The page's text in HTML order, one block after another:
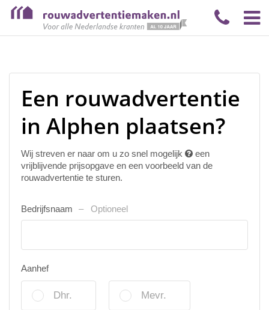
Een rouwadvertentie
in Alphen plaatsen?
Wij streven er naar om u zo snel mogelijk
een
vrijblijvende prijsopgave en een voorbeeld van de
rouwadvertentie te sturen.
Bedrijfsnaam Optioneel
Aanhef
Dhr. Mevr.